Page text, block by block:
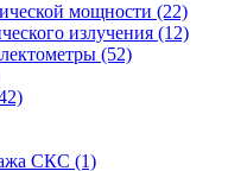
мощности (22)
излучения (12)
(52)
СКС (1)